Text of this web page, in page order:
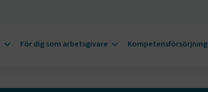
För dig som arbetsgivare Kompetensförsörjning